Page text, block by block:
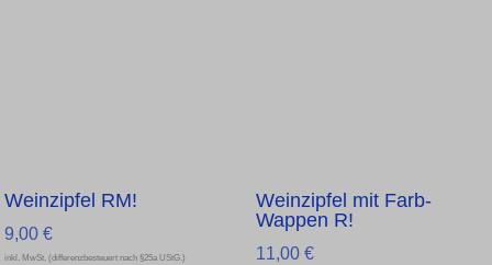
Weinzipfel RM!
9,00 €
inkl. MwSt. (differenzbesteuert nach §25a UStG.)
Weinzipfel mit Farb-
Wappen R!
11,00 €